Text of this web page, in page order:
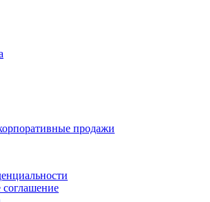
продажи
соглашение